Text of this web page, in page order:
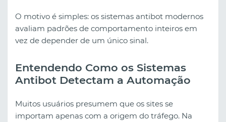
O motivo é simples: os sistemas antibot modernos
avaliam padrões de comportamento inteiros em
vez de depender de um único sinal.
Entendendo Como os Sistemas
Antibot Detectam a Automação
Muitos usuários presumem que os sites se
importam apenas com a origem do tráfego. Na